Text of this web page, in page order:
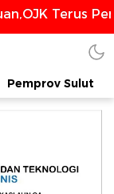
Perkuat
Pemprov Sulut